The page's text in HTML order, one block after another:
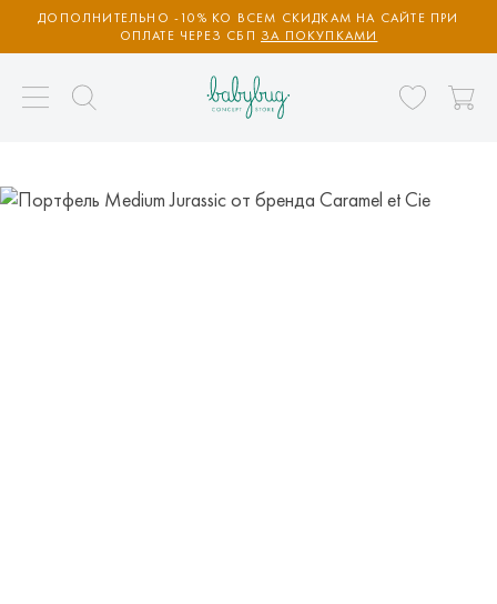
ДОПОЛНИТЕЛЬНО -10% КО ВСЕМ СКИДКАМ НА САЙТЕ ПРИ
ОПЛАТЕ ЧЕРЕЗ СБП ЗА ПОКУПКАМИ